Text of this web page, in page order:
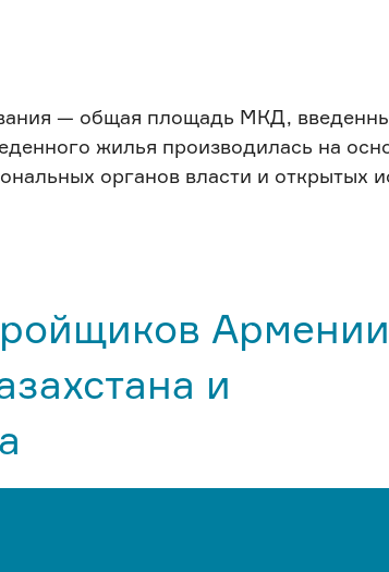
— общая площадь МКД,
жилья производилась на
органов власти и открытых
и